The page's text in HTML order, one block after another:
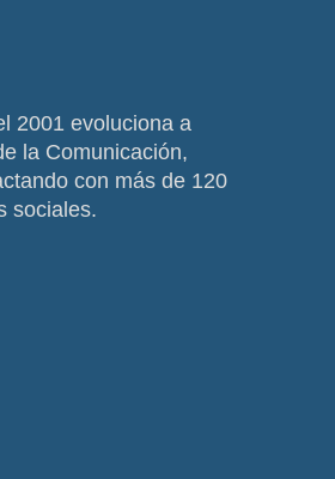
2001 evoluciona a
la Comunicación,
con más de 120
sociales.